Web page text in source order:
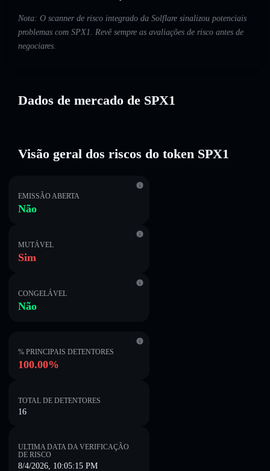
Nota: O scanner de risco integrado da Solflare sinalizou potenciais
problemas com SPX1. Revê sempre as avaliações de risco antes de
negociares.
Dados de mercado de SPX1
Visão geral dos riscos do token SPX1
EMISSÃO ABERTA
Não
MUTÁVEL
Sim
CONGELÁVEL
Não
% PRINCIPAIS DETENTORES
100.00%
TOTAL DE DETENTORES
16
ULTIMA DATA DA VERIFICAÇÃO
DE RISCO
8/4/2026, 10:05:15 PM